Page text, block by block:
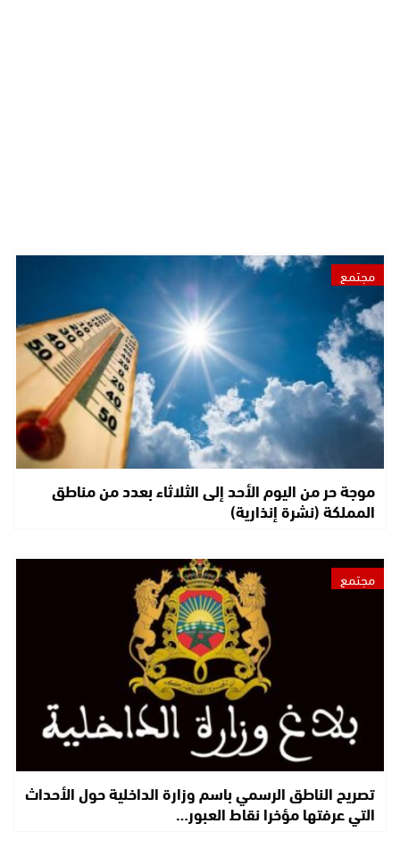
مجتمع
موجة حر من اليوم الأحد إلى الثلاثاء بعدد من مناطق
المملكة (نشرة إنذارية)
مجتمع
تصريح الناطق الرسمي باسم وزارة الداخلية حول الأحداث
التي عرفتها مؤخرا نقاط العبور…